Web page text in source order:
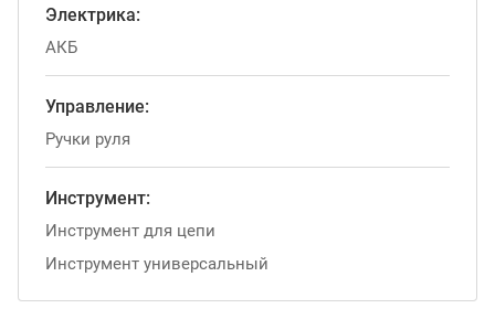
Электрика:
АКБ
Управление:
Ручки руля
Инструмент:
Инструмент для цепи
Инструмент универсальный